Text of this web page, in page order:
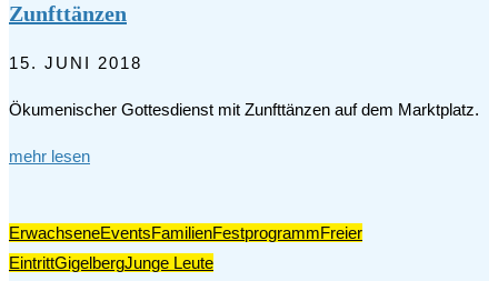
Zunfttänzen
15. JUNI 2018
Ökumenischer Gottesdienst mit Zunfttänzen auf dem Marktplatz.
mehr lesen
ErwachseneEventsFamilienFestprogrammFreier
EintrittGigelbergJunge Leute